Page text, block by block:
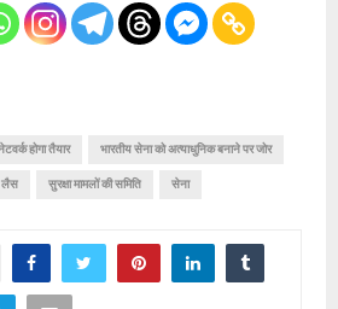
होगा तैयार भारतीय सेना को अत्याधुनिक बनाने पर जोर
लैस सुरक्षा मामलों की समिति सेना